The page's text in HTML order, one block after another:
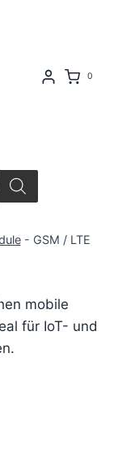
0
- GSM / LTE
mobile
für IoT- und